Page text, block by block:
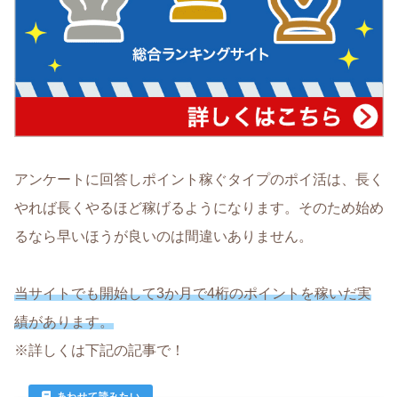
アンケートに回答しポイント稼ぐタイプのポイ活は、長く
やれば長くやるほど稼げるようになります。そのため始め
るなら早いほうが良いのは間違いありません。
当サイトでも開始して3か月で4桁のポイントを稼いだ実
績があります。
※詳しくは下記の記事で！